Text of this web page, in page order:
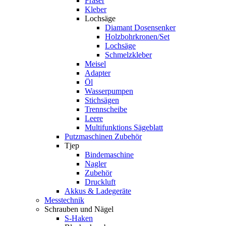
Kleber
Lochsäge
Diamant Dosensenker
Holzbohrkronen/Set
Lochsäge
Schmelzkleber
Meisel
Adapter
Öl
Wasserpumpen
Stichsägen
Trennscheibe
Leere
Multifunktions Sägeblatt
Putzmaschinen Zubehör
Tjep
Bindemaschine
Nagler
Zubehör
Druckluft
Akkus & Ladegeräte
Messtechnik
Schrauben und Nägel
S-Haken